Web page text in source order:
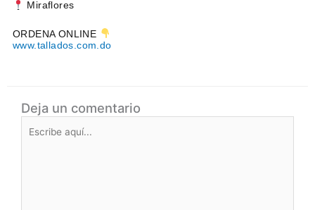
Miraflores
ORDENA ONLINE
www.tallados.com.do
Deja un comentario
aquí...